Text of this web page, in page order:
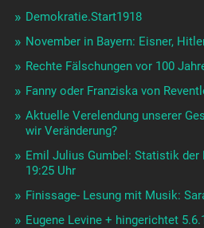
Demokratie.Start1918
November in Bayern: Eisner,
Rechte Fälschungen vor 100
Fanny oder Franziska von
Aktuelle Verelendung unserer
wir Veränderung?
Emil Julius Gumbel: Statistik der
19:25 Uhr
Finissage- Lesung mit Musik:
Eugene Levine + hingerichtet